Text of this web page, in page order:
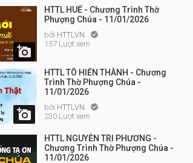

HTTL HUẾ - Chương Trình Thờ
Phượng Chúa - 11/01/2026
bởi HTTLVN 
157 Lượt xem

HTTL TÔ HIẾN THÀNH - Chương
Trình Thờ Phượng Chúa -
11/01/2026
bởi HTTLVN 
230 Lượt xem
HTTL NGUYỄN TRI PHƯƠNG -
Chương Trình Thờ Phượng Chúa -
11/01/2026